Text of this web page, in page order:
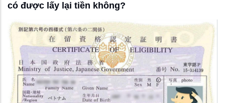
có được lấy lại tiền không?